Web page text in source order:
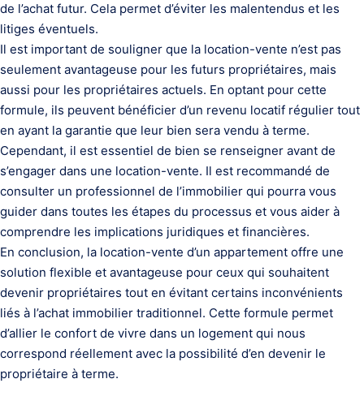
de l’achat futur. Cela permet d’éviter les malentendus et les
litiges éventuels.
Il est important de souligner que la location-vente n’est pas
seulement avantageuse pour les futurs propriétaires, mais
aussi pour les propriétaires actuels. En optant pour cette
formule, ils peuvent bénéficier d’un revenu locatif régulier tout
en ayant la garantie que leur bien sera vendu à terme.
Cependant, il est essentiel de bien se renseigner avant de
s’engager dans une location-vente. Il est recommandé de
consulter un professionnel de l’immobilier qui pourra vous
guider dans toutes les étapes du processus et vous aider à
comprendre les implications juridiques et financières.
En conclusion, la location-vente d’un appartement offre une
solution flexible et avantageuse pour ceux qui souhaitent
devenir propriétaires tout en évitant certains inconvénients
liés à l’achat immobilier traditionnel. Cette formule permet
d’allier le confort de vivre dans un logement qui nous
correspond réellement avec la possibilité d’en devenir le
propriétaire à terme.